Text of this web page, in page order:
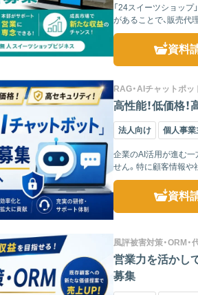
「24スイーツショッ
があることで、販売代理店様も自信を持
ー...
資料
RAG・AIチャットポッ
高性能！低価格
法人向け 個人事業
企業のAI活用が進む一
せん。特に顧客情報や
ースが増え...
資料
風評被害対策・ORM・
営業力を活かし
募集